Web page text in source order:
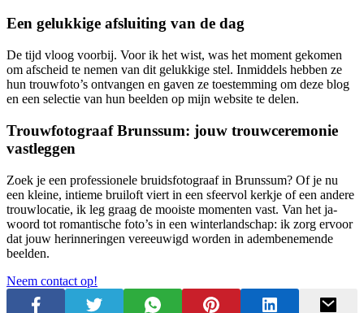
Een gelukkige afsluiting van de dag
De tijd vloog voorbij. Voor ik het wist, was het moment gekomen
om afscheid te nemen van dit gelukkige stel. Inmiddels hebben ze
hun trouwfoto’s ontvangen en gaven ze toestemming om deze blog
en een selectie van hun beelden op mijn website te delen.
Trouwfotograaf Brunssum: jouw trouwceremonie
vastleggen
Zoek je een professionele bruidsfotograaf in Brunssum? Of je nu
een kleine, intieme bruiloft viert in een sfeervol kerkje of een andere
trouwlocatie, ik leg graag de mooiste momenten vast. Van het ja-
woord tot romantische foto’s in een winterlandschap: ik zorg ervoor
dat jouw herinneringen vereeuwigd worden in adembenemende
beelden.
Neem contact op!